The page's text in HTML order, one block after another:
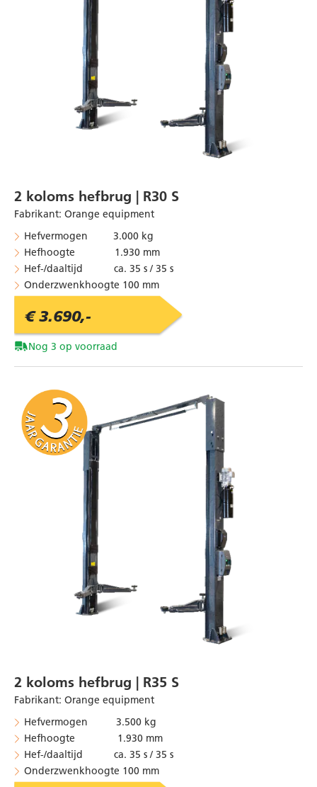
2 koloms hefbrug | R30 S
Fabrikant: Orange equipment
Hefvermogen 3.000 kg
Hefhoogte 1.930 mm
Hef-/daaltijd ca. 35 s / 35 s
Onderzwenkhoogte 100 mm
€ 3.690,-
Nog 3 op voorraad
2 koloms hefbrug | R35 S
Fabrikant: Orange equipment
Hefvermogen 3.500 kg
Hefhoogte 1.930 mm
Hef-/daaltijd ca. 35 s / 35 s
Onderzwenkhoogte 100 mm